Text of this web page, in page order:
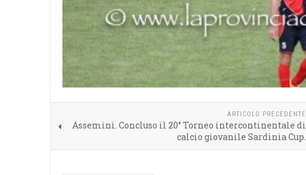
ARTICOLO PRECEDENTE
Assemini. Concluso il 20° Torneo intercontinentale di
calcio giovanile Sardinia Cup.